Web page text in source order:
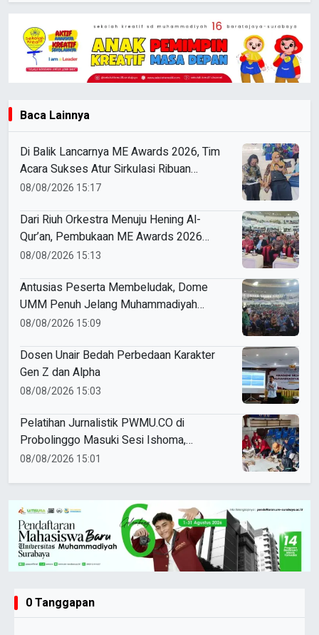
Baca Lainnya
Di Balik Lancarnya ME Awards 2026, Tim
Acara Sukses Atur Sirkulasi Ribuan
Peserta di Dome UMM
08/08/2026 15:17
Dari Riuh Orkestra Menuju Hening Al-
Qur’an, Pembukaan ME Awards 2026
Berlangsung Khidmat
08/08/2026 15:13
Antusias Peserta Membeludak, Dome
UMM Penuh Jelang Muhammadiyah
Education Awards 2026
08/08/2026 15:09
Dosen Unair Bedah Perbedaan Karakter
Gen Z dan Alpha
08/08/2026 15:03
Pelatihan Jurnalistik PWMU.CO di
Probolinggo Masuki Sesi Ishoma,
Peserta Antusias Ikuti Materi
08/08/2026 15:01
0 Tanggapan